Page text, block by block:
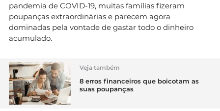
pandemia de COVID-19, muitas famílias fizeram
poupanças extraordinárias e parecem agora
dominadas pela vontade de gastar todo o dinheiro
acumulado.
Veja também
8 erros financeiros que boicotam as
suas poupanças